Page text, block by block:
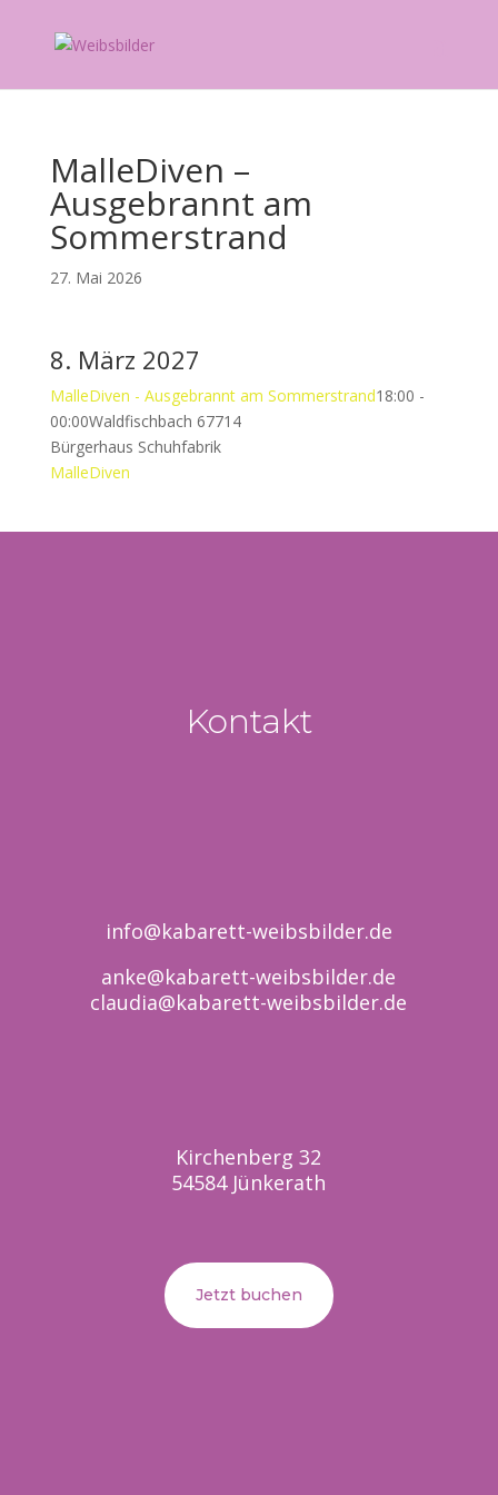
MalleDiven –
Ausgebrannt am
Sommerstrand
27. Mai 2026
8. März 2027
MalleDiven - Ausgebrannt am Sommerstrand18:00 -
00:00Waldfischbach 67714
Bürgerhaus Schuhfabrik
MalleDiven
Kontakt
info@kabarett-weibsbilder.de
anke@kabarett-weibsbilder.de
claudia@kabarett-weibsbilder.de
Kirchenberg 32
54584 Jünkerath
Jetzt buchen